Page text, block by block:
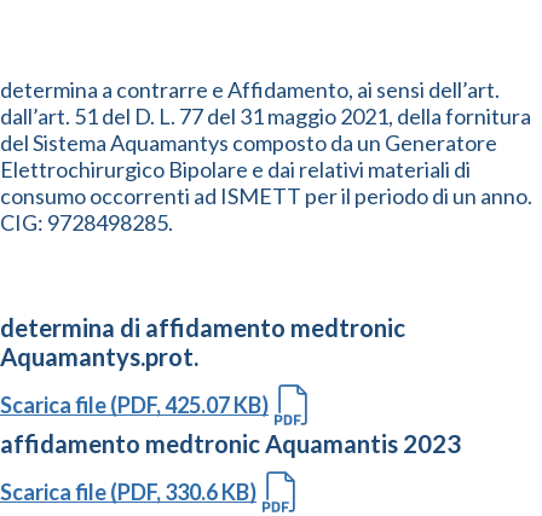
determina a contrarre e Affidamento, ai sensi dell’art.
dall’art. 51 del D. L. 77 del 31 maggio 2021, della fornitura
del Sistema Aquamantys composto da un Generatore
Elettrochirurgico Bipolare e dai relativi materiali di
consumo occorrenti ad ISMETT per il periodo di un anno.
CIG: 9728498285.
determina di affidamento medtronic
Aquamantys.prot.
Scarica file (PDF, 425.07 KB)
affidamento medtronic Aquamantis 2023
Scarica file (PDF, 330.6 KB)